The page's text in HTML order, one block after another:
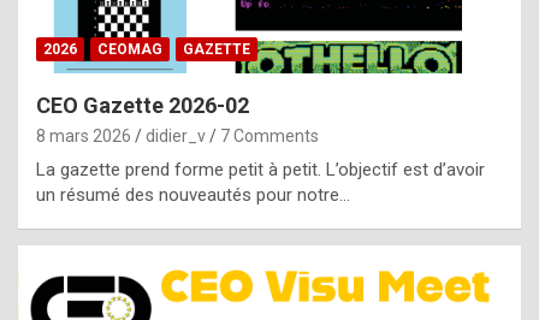
b
y
g
e
n
u
i
n
2026 CEOMAG GAZETTE
CEO Gazette 2026-02
8 mars 2026 didier_v 7 Comments
La gazette prend forme petit à petit. L’objectif est d’avoir
un résumé des nouveautés pour notre…